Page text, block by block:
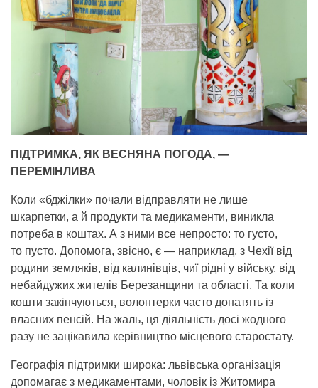
ПІДТРИМКА, ЯК ВЕСНЯНА ПОГОДА, —
ПЕРЕМІНЛИВА
Коли «бджілки» почали відправляти не лише
шкарпетки, а й продукти та медикаменти, виникла
потреба в коштах. А з ними все непросто: то густо,
то пусто. Допомога, звісно, є — наприклад, з Чехії від
родини земляків, від калинівців, чиї рідні у війську, від
небайдужих жителів Березанщини та області. Та коли
кошти закінчуються, волонтерки часто донатять із
власних пенсій. На жаль, ця діяльність досі жодного
разу не зацікавила керівництво місцевого старостату.
Географія підтримки широка: львівська організація
допомагає з медикаментами, чоловік із Житомира